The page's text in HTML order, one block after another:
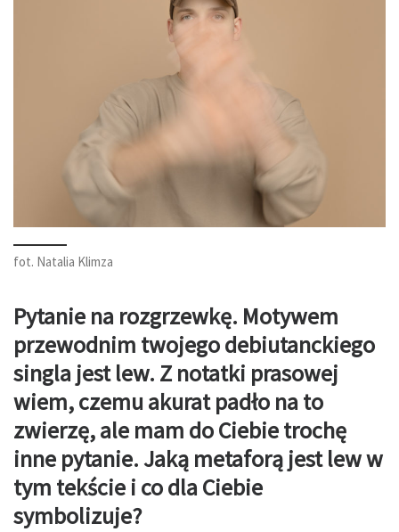
fot. Natalia Klimza
Pytanie na rozgrzewkę. Motywem
przewodnim twojego debiutanckiego
singla jest lew. Z notatki prasowej
wiem, czemu akurat padło na to
zwierzę, ale mam do Ciebie trochę
inne pytanie. Jaką metaforą jest lew w
tym tekście i co dla Ciebie
symbolizuje?